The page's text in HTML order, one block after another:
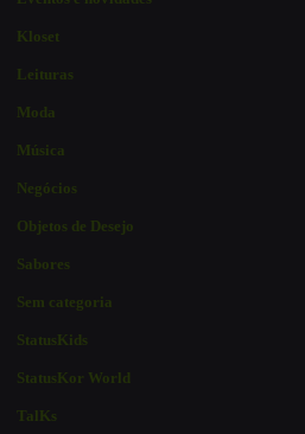
Kloset
Leituras
Moda
Música
Negócios
Objetos de Desejo
Sabores
Sem categoria
StatusKids
StatusKor World
TalKs